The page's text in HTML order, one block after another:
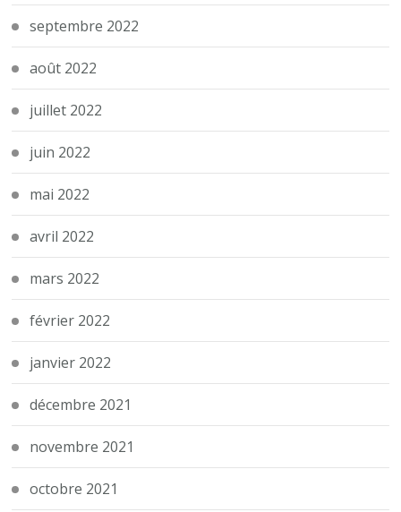
septembre 2022
août 2022
juillet 2022
juin 2022
mai 2022
avril 2022
mars 2022
février 2022
janvier 2022
décembre 2021
novembre 2021
octobre 2021